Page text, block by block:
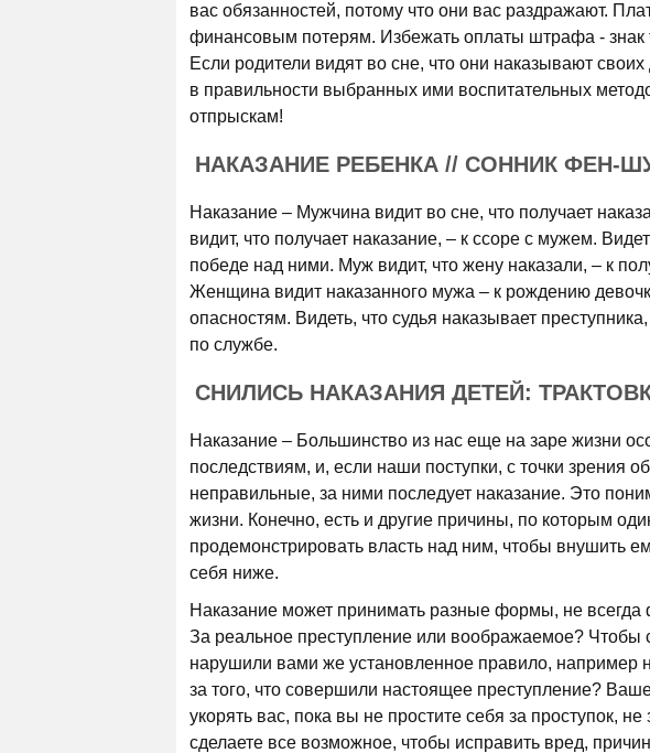
вас обязанностей, потому что они вас раздражают.
финансовым потерям. Избежать оплаты штрафа - знак
Если родители видят во сне, что они наказывают
в правильности выбранных ими воспитательных
отпрыскам!
НАКАЗАНИЕ РЕБЕНКА // СОННИК ФЕН-
Наказание – Мужчина видит во сне, что получает
видит, что получает наказание, – к ссоре с мужем.
победе над ними. Муж видит, что жену наказали, – к
Женщина видит наказанного мужа – к рождению
опасностям. Видеть, что судья наказывает
по службе.
СНИЛИСЬ НАКАЗАНИЯ ДЕТЕЙ:
Наказание – Большинство из нас еще на заре жизни
последствиям, и, если наши поступки, с точки зрения
неправильные, за ними последует наказание. Это
жизни. Конечно, есть и другие причины, по которым
продемонстрировать власть над ним, чтобы внушить
себя ниже.
Наказание может принимать разные формы, не всегда
За реальное преступление или воображаемое? Чтобы
нарушили вами же установленное правило, например
за того, что совершили настоящее преступление?
укорять вас, пока вы не простите себя за проступок,
сделаете все возможное, чтобы исправить вред,